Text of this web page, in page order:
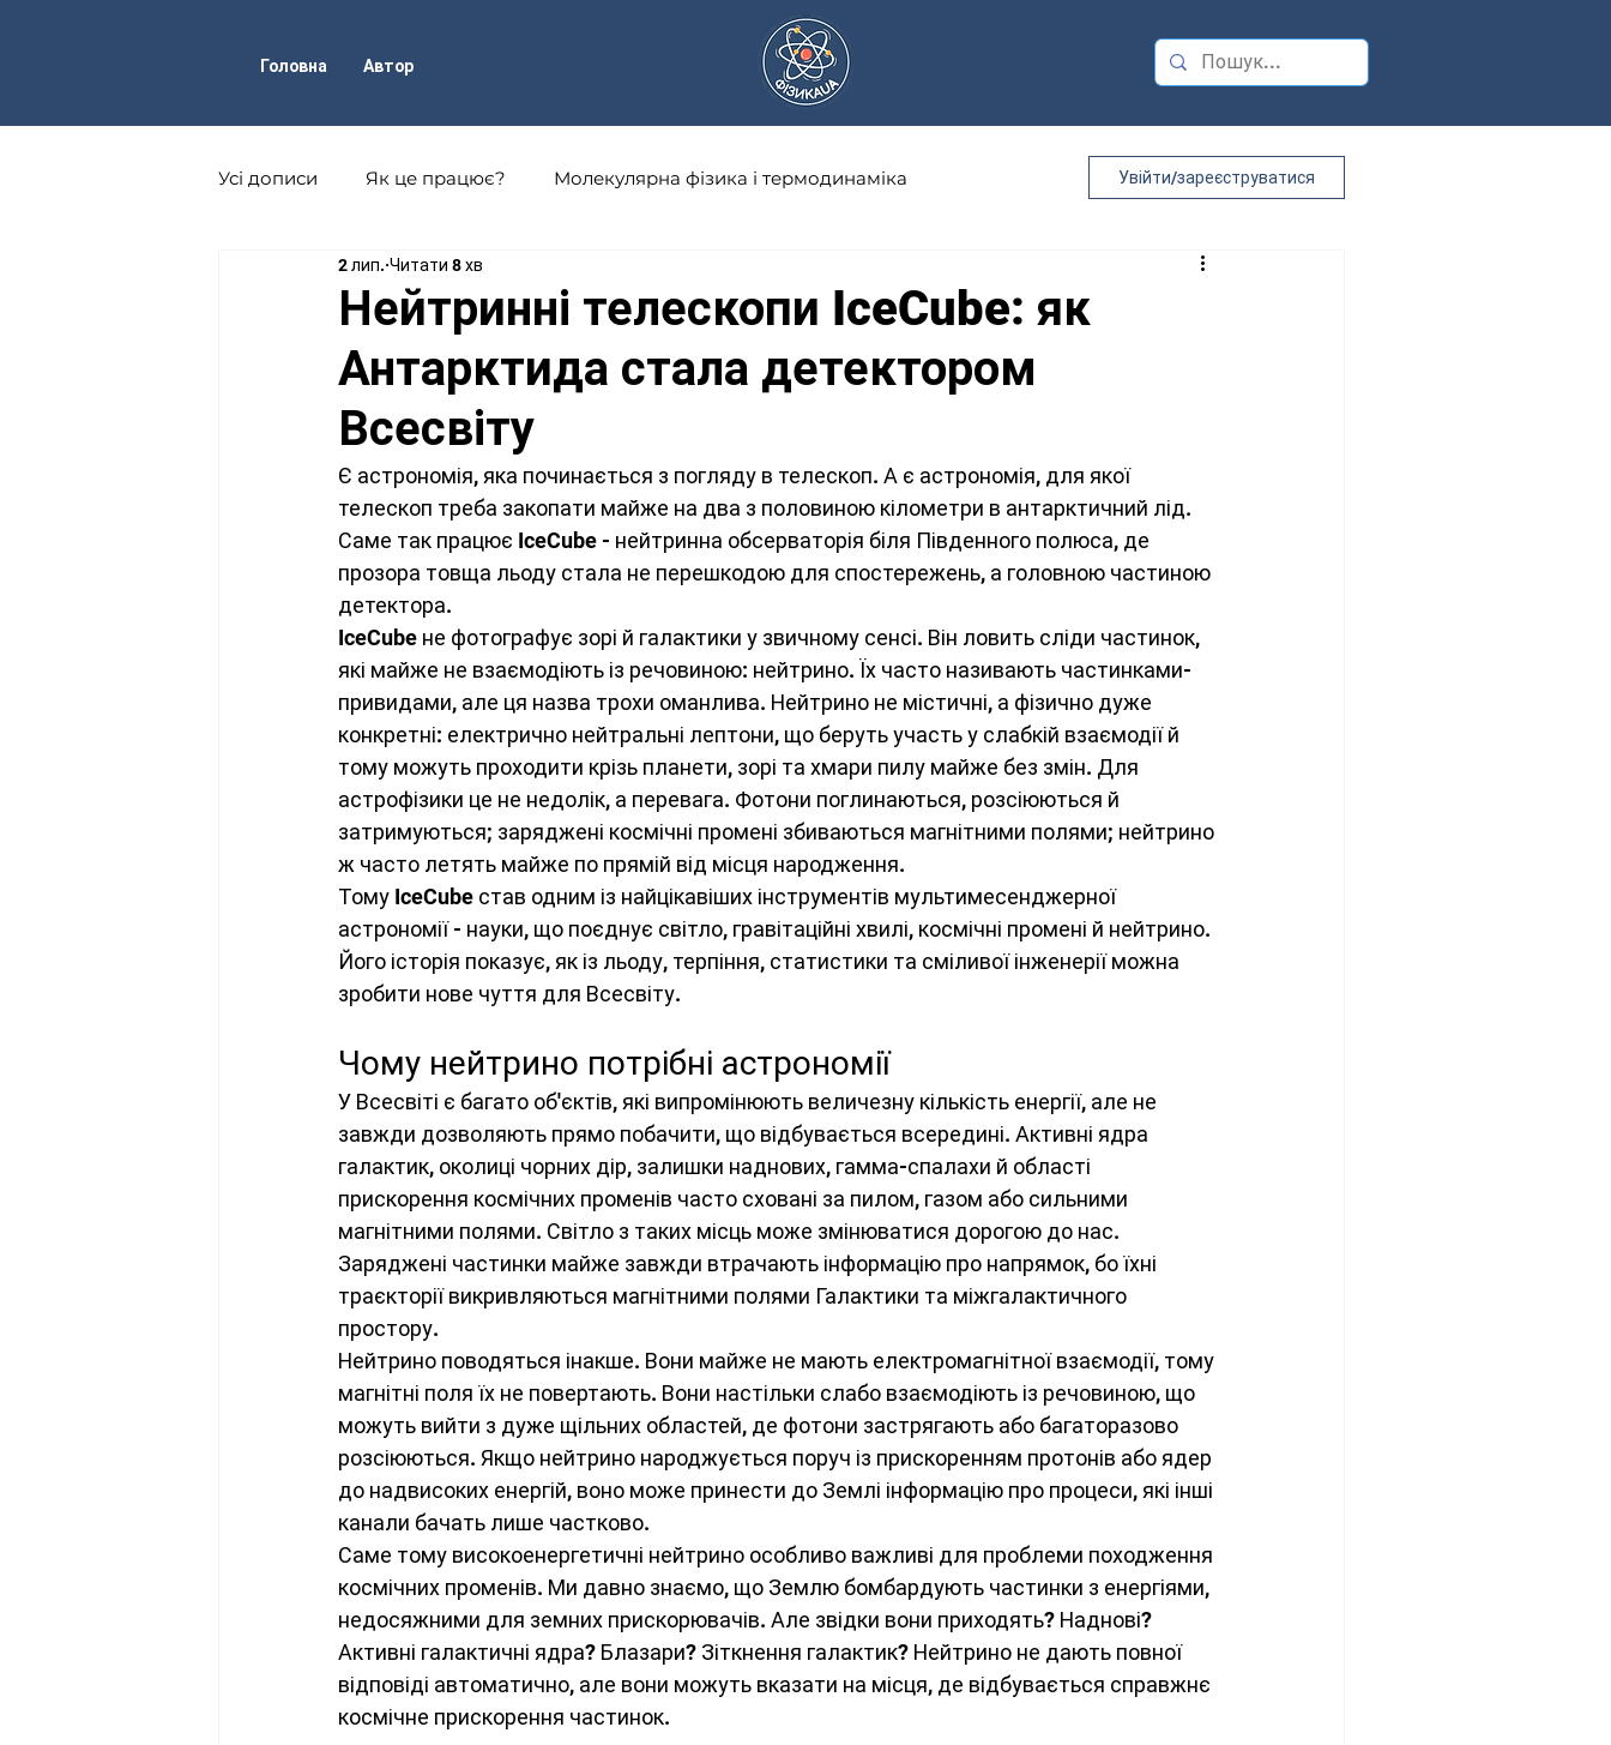
Головна Автор
Усі дописи Як це працює? Молекулярна фізика і термодинаміка
Фізика атома і атомного ядра
Астрофізика Техніка Оптика Електричний струм
Науково-популярні журнали Історія фізики
Стандартна модель Фізика твердого тіла Коливання і хвилі
Наукові дослідження Біофізика
Теорія відносності Атмосферна електрика
Електродинаміка
Увійти/зареєструватися
Нейтринні телескопи IceCube: як
Антарктида стала детектором
Всесвіту
2 лип. Читати 8 хв
Є астрономія, яка починається з погляду в телескоп. А є астрономія, для якої
телескоп треба закопати майже на два з половиною кілометри в антарктичний лід.
Саме так працює IceCube - нейтринна обсерваторія біля Південного полюса, де
прозора товща льоду стала не перешкодою для спостережень, а головною частиною
детектора.
IceCube не фотографує зорі й галактики у звичному сенсі. Він ловить сліди частинок,
які майже не взаємодіють із речовиною: нейтрино. Їх часто називають частинками-
привидами, але ця назва трохи оманлива. Нейтрино не містичні, а фізично дуже
конкретні: електрично нейтральні лептони, що беруть участь у слабкій взаємодії й
тому можуть проходити крізь планети, зорі та хмари пилу майже без змін. Для
астрофізики це не недолік, а перевага. Фотони поглинаються, розсіюються й
затримуються; заряджені космічні промені збиваються магнітними полями; нейтрино
ж часто летять майже по прямій від місця народження.
Тому IceCube став одним із найцікавіших інструментів мультимесенджерної
астрономії - науки, що поєднує світло, гравітаційні хвилі, космічні промені й нейтрино.
Його історія показує, як із льоду, терпіння, статистики та сміливої інженерії можна
зробити нове чуття для Всесвіту.
Чому нейтрино потрібні астрономії
У Всесвіті є багато об'єктів, які випромінюють величезну кількість енергії, але не
завжди дозволяють прямо побачити, що відбувається всередині. Активні ядра
галактик, околиці чорних дір, залишки наднових, гамма-спалахи й області
прискорення космічних променів часто сховані за пилом, газом або сильними
магнітними полями. Світло з таких місць може змінюватися дорогою до нас.
Заряджені частинки майже завжди втрачають інформацію про напрямок, бо їхні
траєкторії викривляються магнітними полями Галактики та міжгалактичного
простору.
Нейтрино поводяться інакше. Вони майже не мають електромагнітної взаємодії, тому
магнітні поля їх не повертають. Вони настільки слабо взаємодіють із речовиною, що
можуть вийти з дуже щільних областей, де фотони застрягають або багаторазово
розсіюються. Якщо нейтрино народжується поруч із прискоренням протонів або ядер
до надвисоких енергій, воно може принести до Землі інформацію про процеси, які інші
канали бачать лише частково.
Саме тому високоенергетичні нейтрино особливо важливі для проблеми походження
космічних променів. Ми давно знаємо, що Землю бомбардують частинки з енергіями,
недосяжними для земних прискорювачів. Але звідки вони приходять? Наднові?
Активні галактичні ядра? Блазари? Зіткнення галактик? Нейтрино не дають повної
відповіді автоматично, але вони можуть вказати на місця, де відбувається справжнє
космічне прискорення частинок.